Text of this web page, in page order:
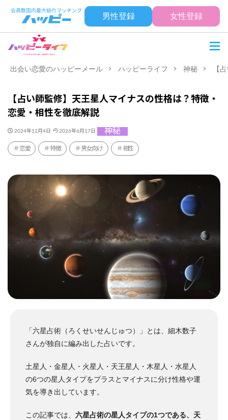
男性登録 女性登録
出会い恋愛のハッピーメール ハッピーライフ 神秘 【
【占い師監修】天王星人マイナスの性格は？特徴・
恋愛・相性を徹底解説
2024年12月4日 2026年6月17日 神秘
恋愛 特徴 男女向け 相性
「六星占術（ろくせいせんじゅつ）」とは、細木数子
さんが独自に編み出した占いです。
土星人・金星人・火星人・天王星人・木星人・水星人
の6つの星人タイプをプラスとマイナスに分け性格や運
気を導き出しています。
この記事では、 六星占術の星人タイプの1つである、天